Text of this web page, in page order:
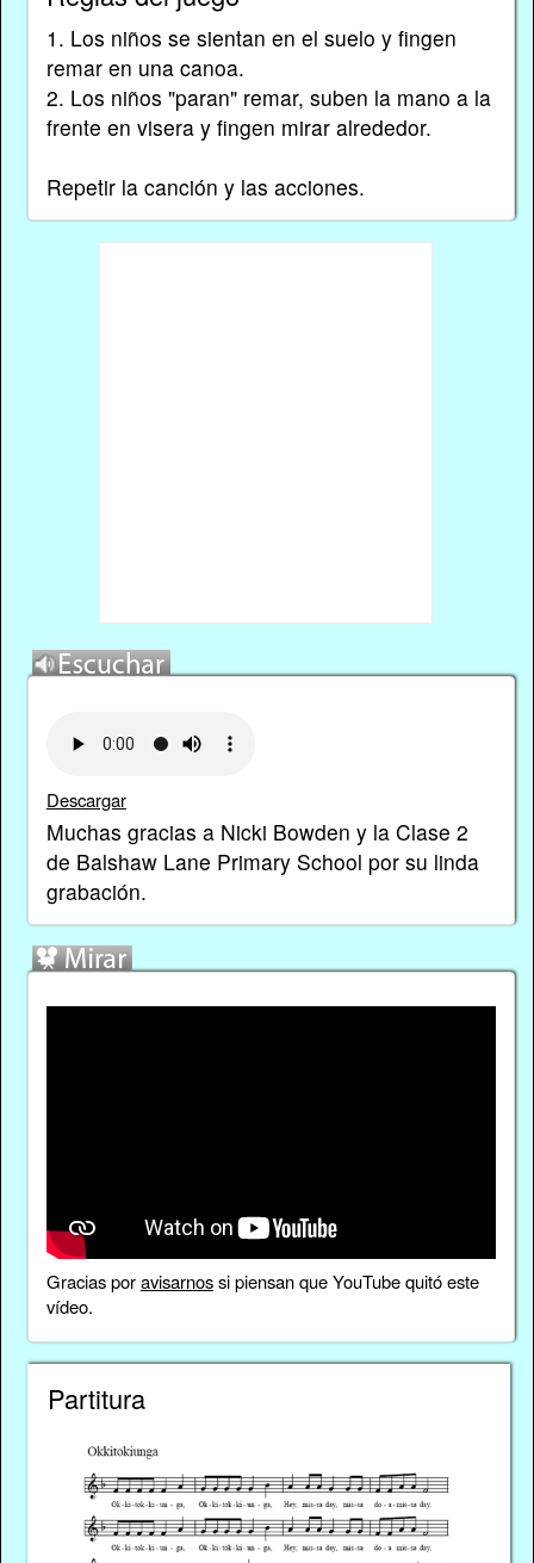
1. Los niños se sientan en el suelo y fingen
remar en una canoa.
2. Los niños "paran" remar, suben la mano a la
frente en visera y fingen mirar alrededor.
Repetir la canción y las acciones.
Descargar
Muchas gracias a Nicki Bowden y la Clase 2
de Balshaw Lane Primary School por su linda
grabación.
Gracias poravisarnossi piensan que YouTube quitó este
vídeo.
Partitura